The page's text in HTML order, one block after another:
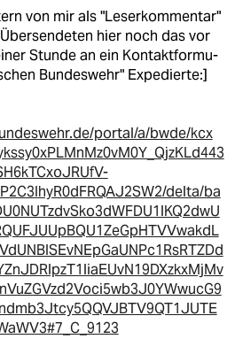
von mir als "Leserkommentar"
hier noch das vor
Stunde an ein Kontaktformu-
Bundeswehr" Expedierte:]
portal/a/bwde/kcx
delta/ba